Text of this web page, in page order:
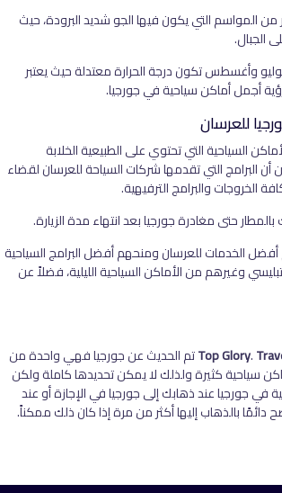
من المواسم التي يكون فيها الجو شديد البرودة، حيث
الجبال.
وأغسطس تكون درجة الحرارة معتدلة حيث يعتبر
أجمل أماكن سياحية في جورجيا.
للعرسان
السياحية التي تحتوي على الطبيعية الخلابة
أن البرامج التي تقدمها شركات السياحة للعرسان لقضاء
والبرامج الترفيهية.
بالمطار حتى مغادرة جورجيا بعد انتهاء مدة الزيارة.
أفضل الخدمات للعرسان ومنحهم أفضل البرامج السياحية
وغيرهم من الأماكن السياحية الليلية، فضلاً عن
Top Glory.
تم الحديث عن جورجيا فهي واحدة من
سياحية كثيرة ولذلك لا يمكن تحديدها كاملة ولكن
في جورجيا عند ذهابك إلى جورجيا في الإجازة أو عند
دائمًا بالذهاب إليها أكثر من مرة إذا كان ذلك ممكناً.